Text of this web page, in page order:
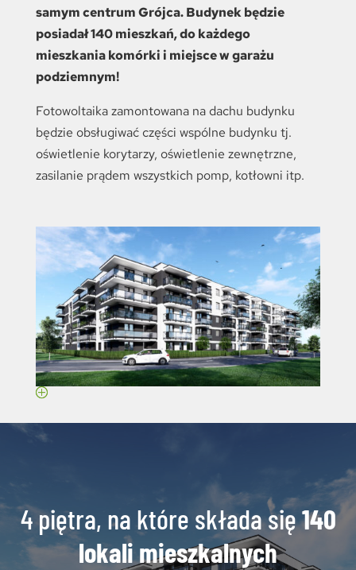
samym centrum Grójca.Budynek będzie
posiadał 140 mieszkań, do każdego
mieszkania komórki i miejsce w garażu
podziemnym!
Fotowoltaika zamontowana na dachu budynku
będzie obsługiwać części wspólne budynku tj.
oświetlenie korytarzy, oświetlenie zewnętrzne,
zasilanie prądem wszystkich pomp, kotłowni itp.
4 piętra, na które składa się140
lokali mieszkalnych